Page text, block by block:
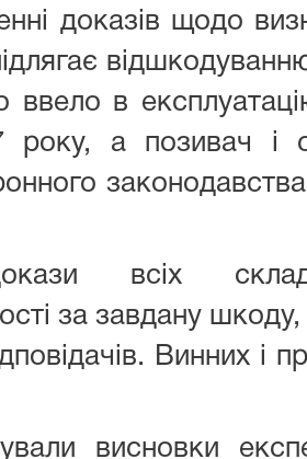
доказів щодо
ввело в
року, а позивач і
всіх
за завдану
Винних і
висновки